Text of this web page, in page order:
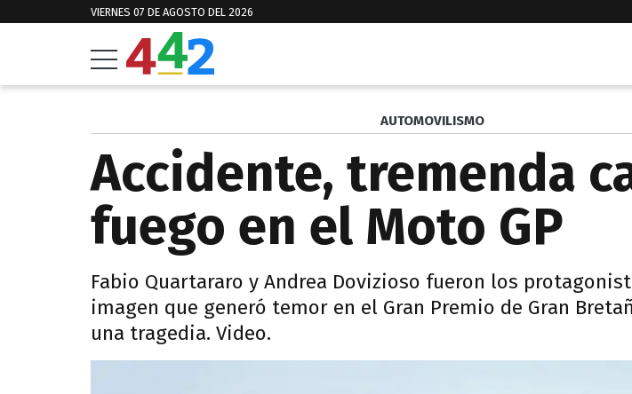
VIERNES 07 DE AGOSTO DEL 2026
AUTOMOVILISMO
Accidente, tremenda
fuego en el Moto GP
Fabio Quartararo y Andrea Dovizioso fueron los
imagen que generó temor en el Gran Premio de Gran
una tragedia. Video.